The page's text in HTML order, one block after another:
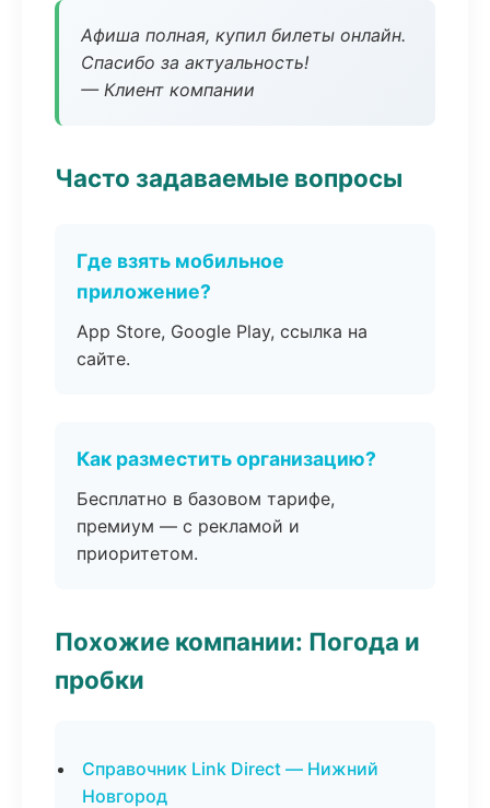
Афиша полная, купил билеты онлайн.
Спасибо за актуальность!
— Клиент компании
Часто задаваемые вопросы
Где взять мобильное
приложение?
App Store, Google Play, ссылка на
сайте.
Как разместить организацию?
Бесплатно в базовом тарифе,
премиум — с рекламой и
приоритетом.
Похожие компании: Погода и
пробки
Справочник Link Direct — Нижний
Новгород